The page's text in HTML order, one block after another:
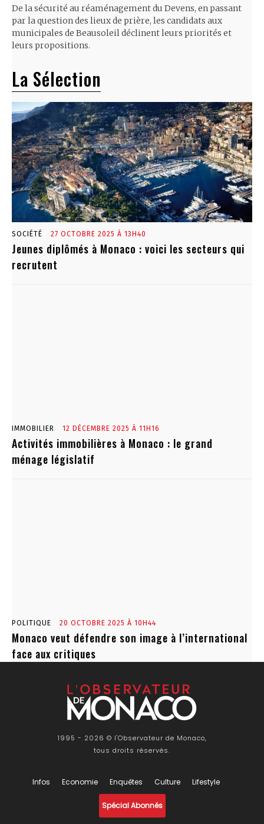
De la sécurité au réaménagement du Devens, en passant
par la question des lieux de prière, les candidats aux
municipales de Beausoleil déclinent leurs priorités et
leurs propositions.
La Sélection
SOCIÉTÉ 27 OCTOBRE 2025 À 13H40
Jeunes diplômés à Monaco : voici les secteurs qui
recrutent
IMMOBILIER 12 DÉCEMBRE 2025 À 11H16
Activités immobilières à Monaco : le grand
ménage législatif
POLITIQUE 20 OCTOBRE 2025 À 10H44
Monaco veut défendre son image à l’international
face aux critiques
1995 - 2026 © l'Observateur de Monaco,
tous droits réservés.
Infos Economie Enquêtes Culture Lifestyle
Spécial Abonnés